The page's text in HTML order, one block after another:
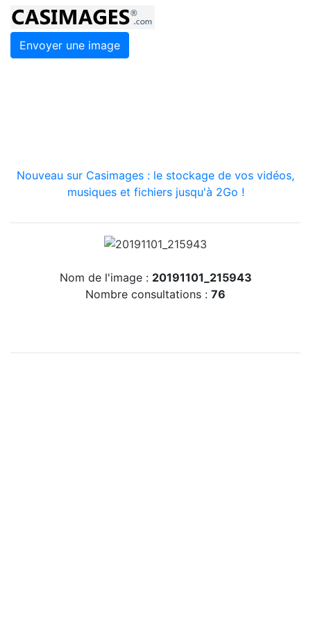
Envoyer une image
Nouveau sur Casimages : le stockage de vos vidéos,
musiques et fichiers jusqu'à 2Go !
Nom de l'image : 20191101_215943
Nombre consultations : 76